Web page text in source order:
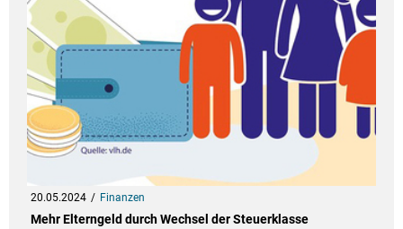
20.05.2024 Finanzen
Mehr Elterngeld durch Wechsel der Steuerklasse